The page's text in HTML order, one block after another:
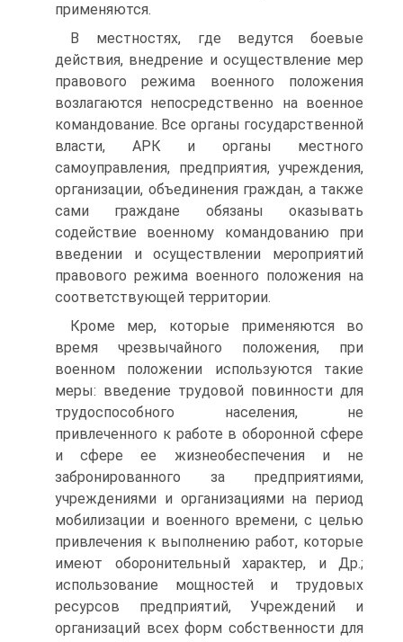
применяются.
В местностях, где ведутся боевые
действия, внедрение и осуществление мер
правового режима военного положения
возлагаются непосредственно на военное
командование. Все органы государственной
власти, АРК и органы местного
самоуправления, предприятия, учреждения,
организации, объединения граждан, а также
сами граждане обязаны оказывать
содействие военному командованию при
введении и осуществлении мероприятий
правового режима военного положения на
соответствующей территории.
Кроме мер, которые применяются во
время чрезвычайного положения, при
военном положении используются такие
меры: введение трудовой повинности для
трудоспособного населения, не
привлеченного к работе в оборонной сфере
и сфере ее жизнеобеспечения и не
забронированного за предприятиями,
учреждениями и организациями на период
мобилизации и военного времени, с целью
привлечения к выполнению работ, которые
имеют оборонительный характер, и Др.;
использование мощностей и трудовых
ресурсов предприятий, Учреждений и
организаций всех форм собственности для